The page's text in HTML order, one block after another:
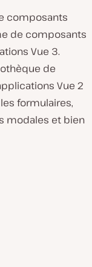
composants
de composants
Vue 3.
de
Vue 2
formulaires,
modales et bien